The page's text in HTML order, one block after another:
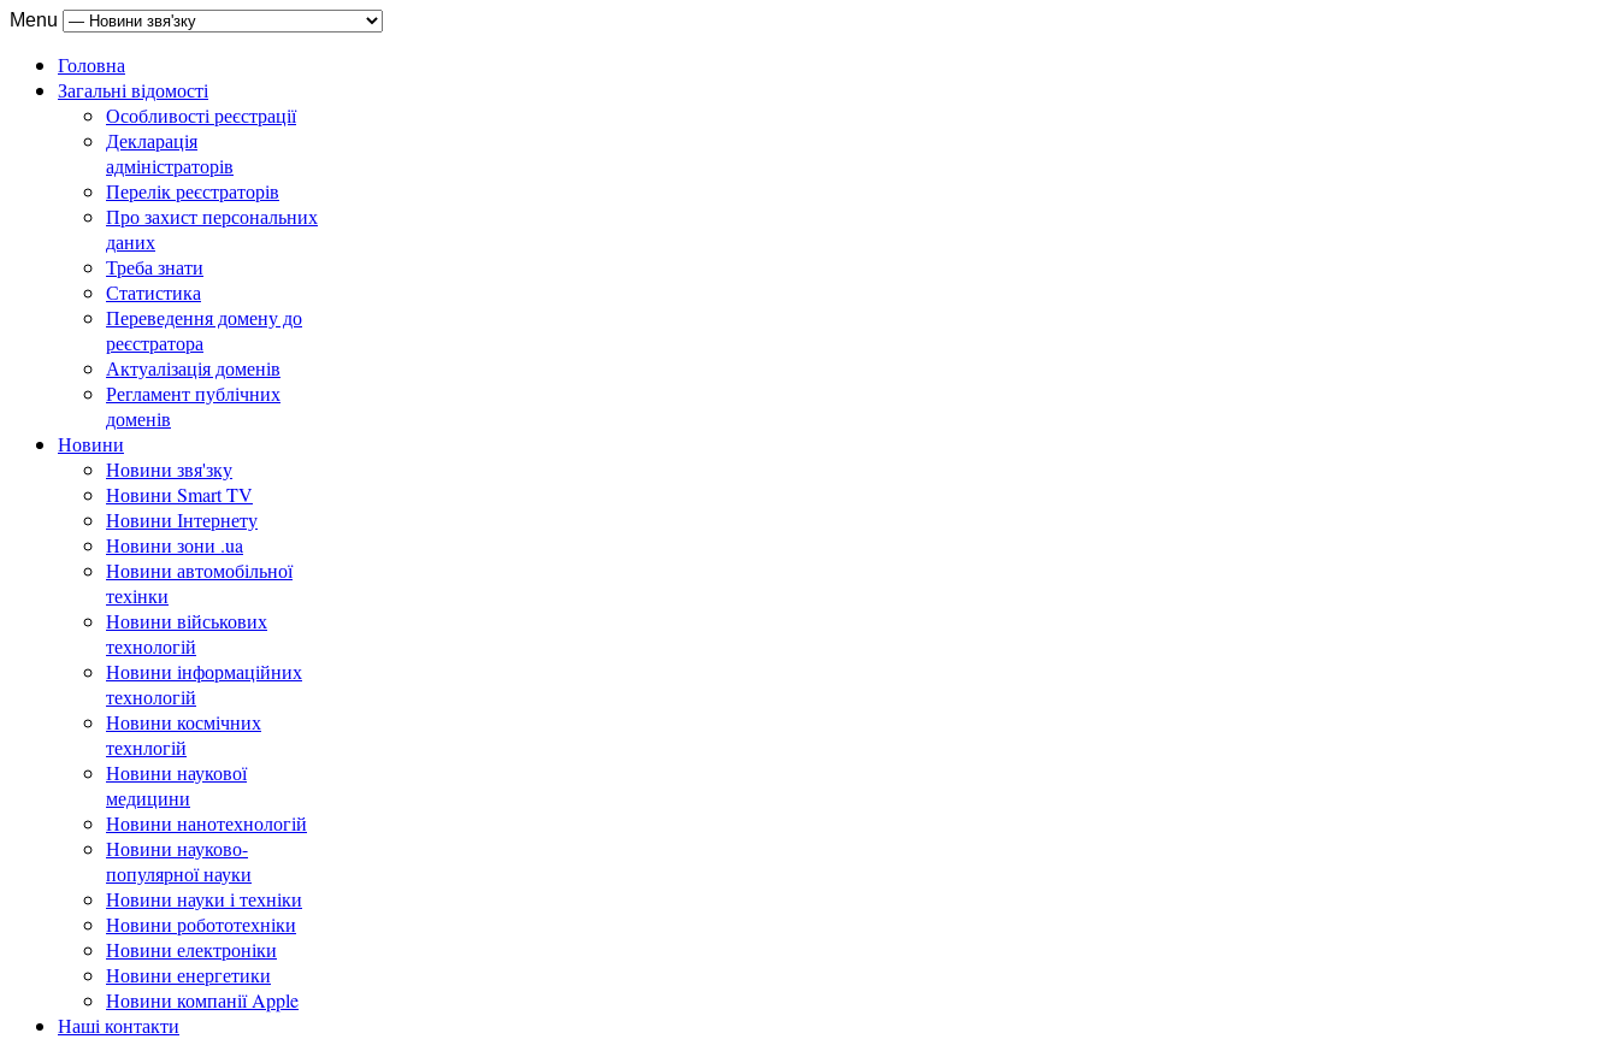
Menu
Головна
Загальні відомості
Особливості реєстрації
Декларація
адміністраторів
Перелік реєстраторів
Про захист персональних
даних
Треба знати
Статистика
Переведення домену до
реєстратора
Актуалізація доменів
Регламент публічних
доменів
Новини
Новини звя'зку
Новини Smart TV
Новини Інтернету
Новини зони .ua
Новини автомобільної
техінки
Новини військових
технологій
Новини інформаційних
технологій
Новини космічних
технлогій
Новини наукової
медицини
Новини нанотехнологій
Новини науково-
популярної науки
Новини науки і техніки
Новини робототехніки
Новини електроніки
Новини енергетики
Новини компанії Apple
Наші контакти